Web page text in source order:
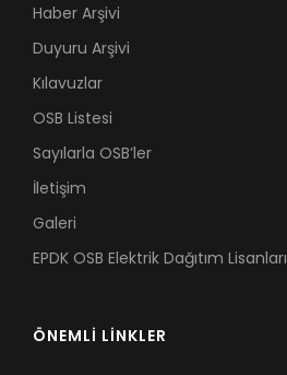
Haber Arşivi
Duyuru Arşivi
Kılavuzlar
OSB Listesi
Sayılarla OSB’ler
İletişim
Galeri
EPDK OSB Elektrik Dağıtım Lisanları
ÖNEMLİ LİNKLER